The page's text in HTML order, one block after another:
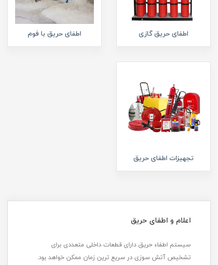
اطفای حریق گازی اطفای حریق با فوم
تجهیزات اطفای حریق
اعلام و اطفای حریق
سیستم اطفاء حریق دارای قطعات داخلی متعددی برای
تشخیص آتش سوزی در سریع ترین زمان ممکن خواهد بود.